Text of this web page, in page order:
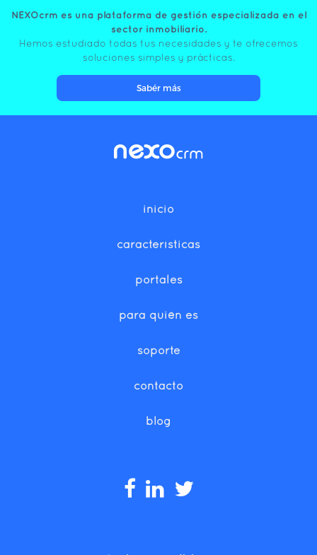
NEXOcrm es una plataforma de gestión especializada en el
sector inmobiliario.
Hemos estudiado todas tus necesidades y te ofrecemos
soluciones simples y prácticas.
Sabér más
inicio
características
portales
para quién es
soporte
contacto
blog